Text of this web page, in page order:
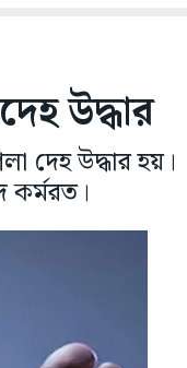
উদ্ধার
দেহ উদ্ধার হয়।
কর্মরত।